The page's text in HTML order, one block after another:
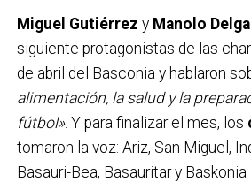
Miguel Gutiérrez y Manolo
siguiente protagonistas de las
de abril del Basconia y hablaron
alimentación, la salud y la
fútbol». Y para finalizar el mes, los
tomaron la voz: Ariz, San Miguel,
Basauri-Bea, Basauritar y